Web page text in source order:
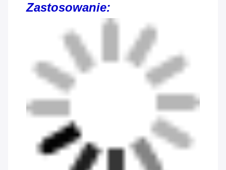
Zastosowanie: